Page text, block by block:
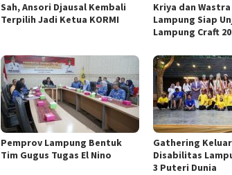
Sah, Ansori Djausal Kembali
Terpilih Jadi Ketua KORMI
Kriya dan Wastra
Lampung Siap
Lampung Craft
Pemprov Lampung Bentuk
Tim Gugus Tugas El Nino
Gathering
Disabilitas
3 Puteri Dunia